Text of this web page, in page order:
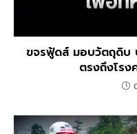
ขจรฟู้ดส์ มอบวัตถุดิบ
ตรงถึงโรง